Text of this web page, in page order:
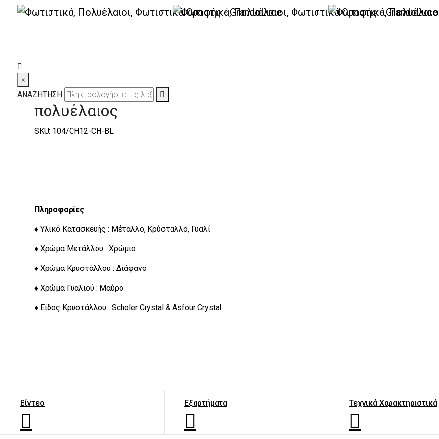
×
ΑΝΑΖΗΤΗΣΗ
|Elite|Olympia|Olympia Φωτιστικά Οροφής – Πολυέλαιοι Elite
φωτιστικό οροφής κρυστάλλινος
πολυέλαιος
SKU: 104/CΗ12-CH-BL
Πληροφορίες
♦ Υλικό Κατασκευής : Μέταλλο, Κρύσταλλο, Γυαλί
♦ Χρώμα Μετάλλου : Χρώμιο
♦ Χρώμα Κρυστάλλου : Διάφανο
♦ Χρώμα Γυαλιού : Μαύρο
♦ Είδος Κρυστάλλου : Scholer Crystal & Asfour Crystal
Βίντεο Εξαρτήματα Τεχνικά Χαρακτηριστικά